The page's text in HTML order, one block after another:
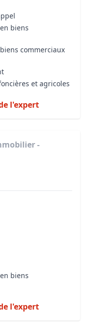
biens
commerciaux
et agricoles
l'expert
-
biens
l'expert